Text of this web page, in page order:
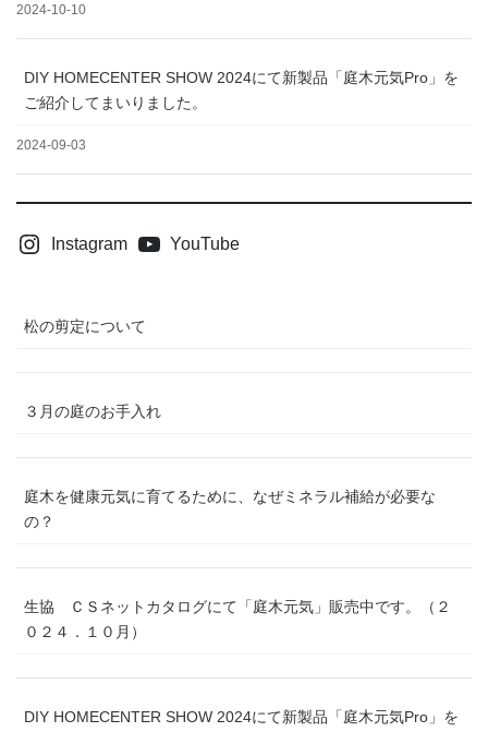
2024-10-10
DIY HOMECENTER SHOW 2024にて新製品「庭木元気Pro」を
ご紹介してまいりました。
2024-09-03
Instagram YouTube
松の剪定について
３月の庭のお手入れ
庭木を健康元気に育てるために、なぜミネラル補給が必要な
の？
生協 ＣＳネットカタログにて「庭木元気」販売中です。（２
０２４．１０月）
DIY HOMECENTER SHOW 2024にて新製品「庭木元気Pro」を